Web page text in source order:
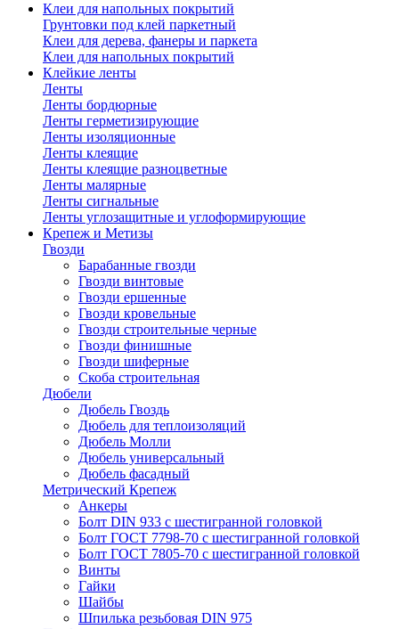
Клеи для напольных покрытий
Грунтовки под клей паркетный
Клеи для дерева, фанеры и паркета
Клеи для напольных покрытий
Клейкие ленты
Ленты
Ленты бордюрные
Ленты герметизирующие
Ленты изоляционные
Ленты клеящие
Ленты клеящие разноцветные
Ленты малярные
Ленты сигнальные
Ленты углозащитные и углоформирующие
Крепеж и Метизы
Гвозди
Барабанные гвозди
Гвозди винтовые
Гвозди ершенные
Гвозди кровельные
Гвозди строительные черные
Гвозди финишные
Гвозди шиферные
Скоба строительная
Дюбели
Дюбель Гвоздь
Дюбель для теплоизоляций
Дюбель Молли
Дюбель универсальный
Дюбель фасадный
Метрический Крепеж
Анкеры
Болт DIN 933 с шестигранной головкой
Болт ГОСТ 7798-70 с шестигранной головкой
Болт ГОСТ 7805-70 с шестигранной головкой
Винты
Гайки
Шайбы
Шпилька резьбовая DIN 975